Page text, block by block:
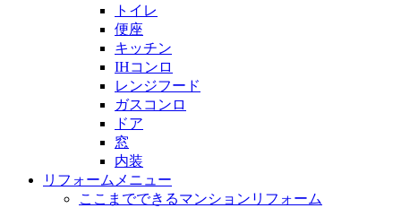
トイレ
便座
キッチン
IHコンロ
レンジフード
ガスコンロ
ドア
窓
内装
リフォームメニュー
ここまでできるマンションリフォーム